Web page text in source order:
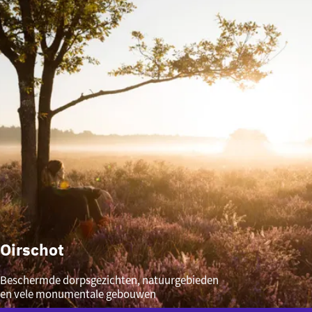
Oirschot
Oirschot
Beschermde dorpsgezichten, natuurgebieden
en vele monumentale gebouwen